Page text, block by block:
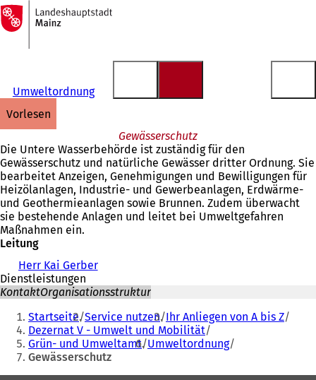
Inhalt anspringen
Zur
Startseite
Umweltordnung
vorlesen
Gewässerschutz
Die Untere Wasserbehörde ist zuständig für den
Gewässerschutz und natürliche Gewässer dritter Ordnung. Sie
bearbeitet Anzeigen, Genehmigungen und Bewilligungen für
Heizölanlagen, Industrie- und Gewerbeanlagen, Erdwärme-
und Geothermieanlagen sowie Brunnen. Zudem überwacht
sie bestehende Anlagen und leitet bei Umweltgefahren
Maßnahmen ein.
Leitung
Herr Kai Gerber
Dienstleistungen
KontaktOrganisationsstruktur
Sie
befinden
sich
hier:
Startseite Service nutzen Ihr Anliegen von A bis Z
Dezernat V - Umwelt und Mobilität
Grün- und Umweltamt Umweltordnung
Gewässerschutz